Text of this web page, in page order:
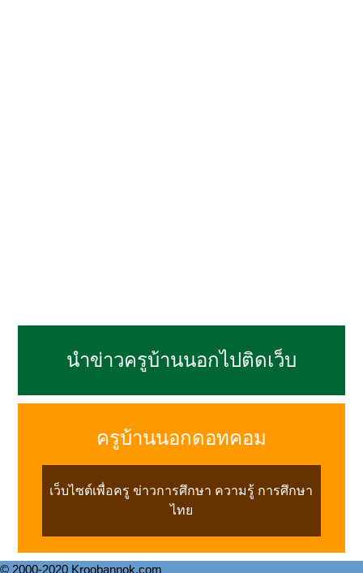
นำข่าวครูบ้านนอกไปติดเว็บ
ครูบ้านนอกดอทคอม
เว็บไซต์เพื่อครู ข่าวการศึกษา ความรู้ การศึกษา
ไทย
© 2000-2020 Kroobannok.com